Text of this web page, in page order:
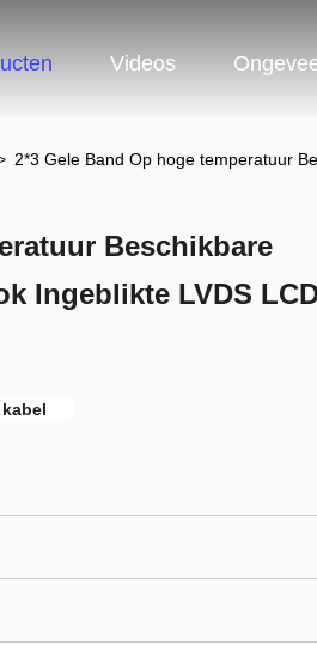
Videos
2*3 Gele Band Op hoge temperatuur
Beschikbare
Ingeblikte LVDS